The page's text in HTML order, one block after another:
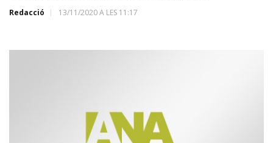
Redacció 13/11/2020 A LES 11:17